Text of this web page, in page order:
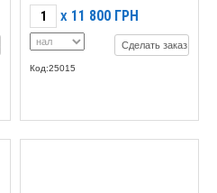
X 11 800 ГРН
Сделать заказ
Код:25015